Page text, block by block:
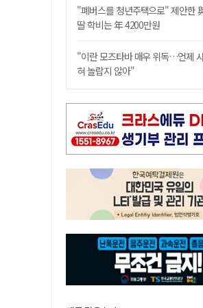
"폐버스를 청년주택으로" 제안한
딸 학비는 年 4200만원
"이란 모즈타바 매우 위독…언제
혀 놀랍지 않아"